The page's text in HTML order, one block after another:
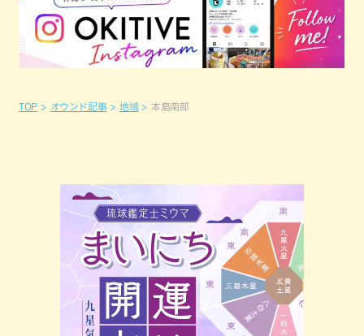
TOP オウンド記事 地域 本島南部